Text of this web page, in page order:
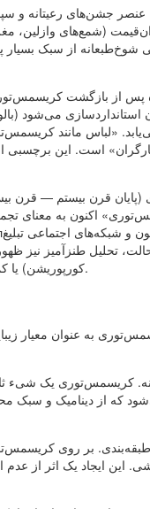
(شمع‌های وازلین،
شوخ‌طبعانه از سبک
می‌شود
«لباس مانند
است. این برچسبی
قرن بیستم — قرن
اکنون به معنای
تحلیل طنزآمیز نیز
کورپوریشن) یا کمپ، «لباس مانند کریسمس‌توری» شود، به این معنا که با این تصویر بازی کنید.
به عنوان معیار
کریسمس‌توری یک شیء
بر روی
این ایجاد یک اثر از